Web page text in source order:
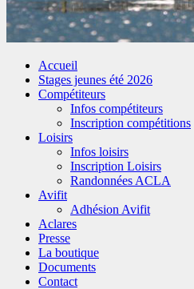
Accueil
Stages jeunes été 2026
Compétiteurs
Infos compétiteurs
Inscription compétitions
Loisirs
Infos loisirs
Inscription Loisirs
Randonnées ACLA
Avifit
Adhésion Avifit
Aclares
Presse
La boutique
Documents
Contact